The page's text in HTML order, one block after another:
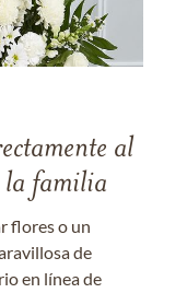
al
la familia
flores o un
de
en línea de